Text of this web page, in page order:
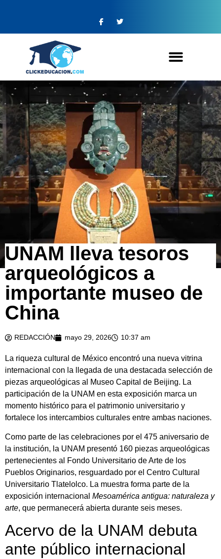
UNAM lleva tesoros
arqueológicos a
importante museo de
China
REDACCIÓN mayo 29, 2026 10:37 am
La riqueza cultural de México encontró una nueva vitrina
internacional con la llegada de una destacada selección de
piezas arqueológicas al Museo Capital de Beijing. La
participación de la UNAM en esta exposición marca un
momento histórico para el patrimonio universitario y
fortalece los intercambios culturales entre ambas naciones.
Como parte de las celebraciones por el 475 aniversario de
la institución, la UNAM presentó 160 piezas arqueológicas
pertenecientes al Fondo Universitario de Arte de los
Pueblos Originarios, resguardado por el Centro Cultural
Universitario Tlatelolco. La muestra forma parte de la
exposición internacional Mesoamérica antigua: naturaleza y
arte, que permanecerá abierta durante seis meses.
Acervo de la UNAM debuta
ante público internacional